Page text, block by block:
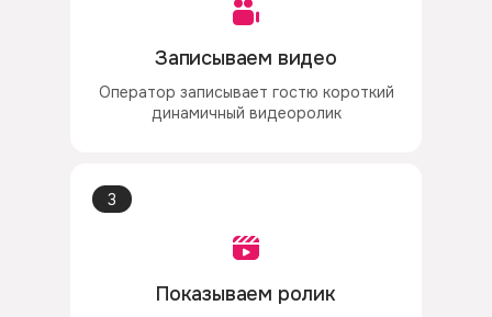
Показываем ролик
3
Записываем видео
Оператор записывает гостю короткий
динамичный видеоролик